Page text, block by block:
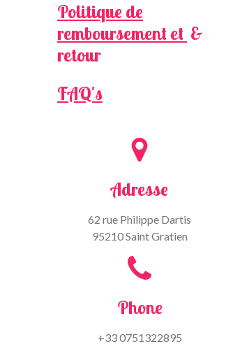
Politique de
remboursement et &
retour
FAQ's
Adresse
62 rue Philippe Dartis
95210 Saint Gratien
Phone
+33 0751322895